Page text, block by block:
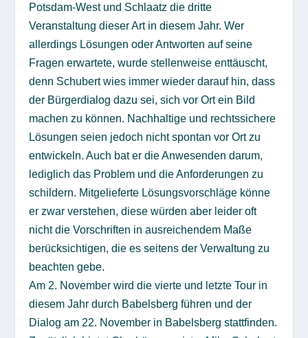
Potsdam-West und Schlaatz die dritte
Veranstaltung dieser Art in diesem Jahr. Wer
allerdings Lösungen oder Antworten auf seine
Fragen erwartete, wurde stellenweise enttäuscht,
denn Schubert wies immer wieder darauf hin, dass
der Bürgerdialog dazu sei, sich vor Ort ein Bild
machen zu können. Nachhaltige und rechtssichere
Lösungen seien jedoch nicht spontan vor Ort zu
entwickeln. Auch bat er die Anwesenden darum,
lediglich das Problem und die Anforderungen zu
schildern. Mitgelieferte Lösungsvorschläge könne
er zwar verstehen, diese würden aber leider oft
nicht die Vorschriften in ausreichendem Maße
berücksichtigen, die es seitens der Verwaltung zu
beachten gebe.
Am 2. November wird die vierte und letzte Tour in
diesem Jahr durch Babelsberg führen und der
Dialog am 22. November in Babelsberg stattfinden.